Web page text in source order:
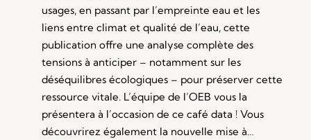
usages, en passant par l’empreinte eau et les
liens entre climat et qualité de l’eau, cette
publication offre une analyse complète des
tensions à anticiper – notamment sur les
déséquilibres écologiques – pour préserver cette
ressource vitale. L’équipe de l’OEB vous la
présentera à l’occasion de ce café data ! Vous
découvrirez également la nouvelle mise à…